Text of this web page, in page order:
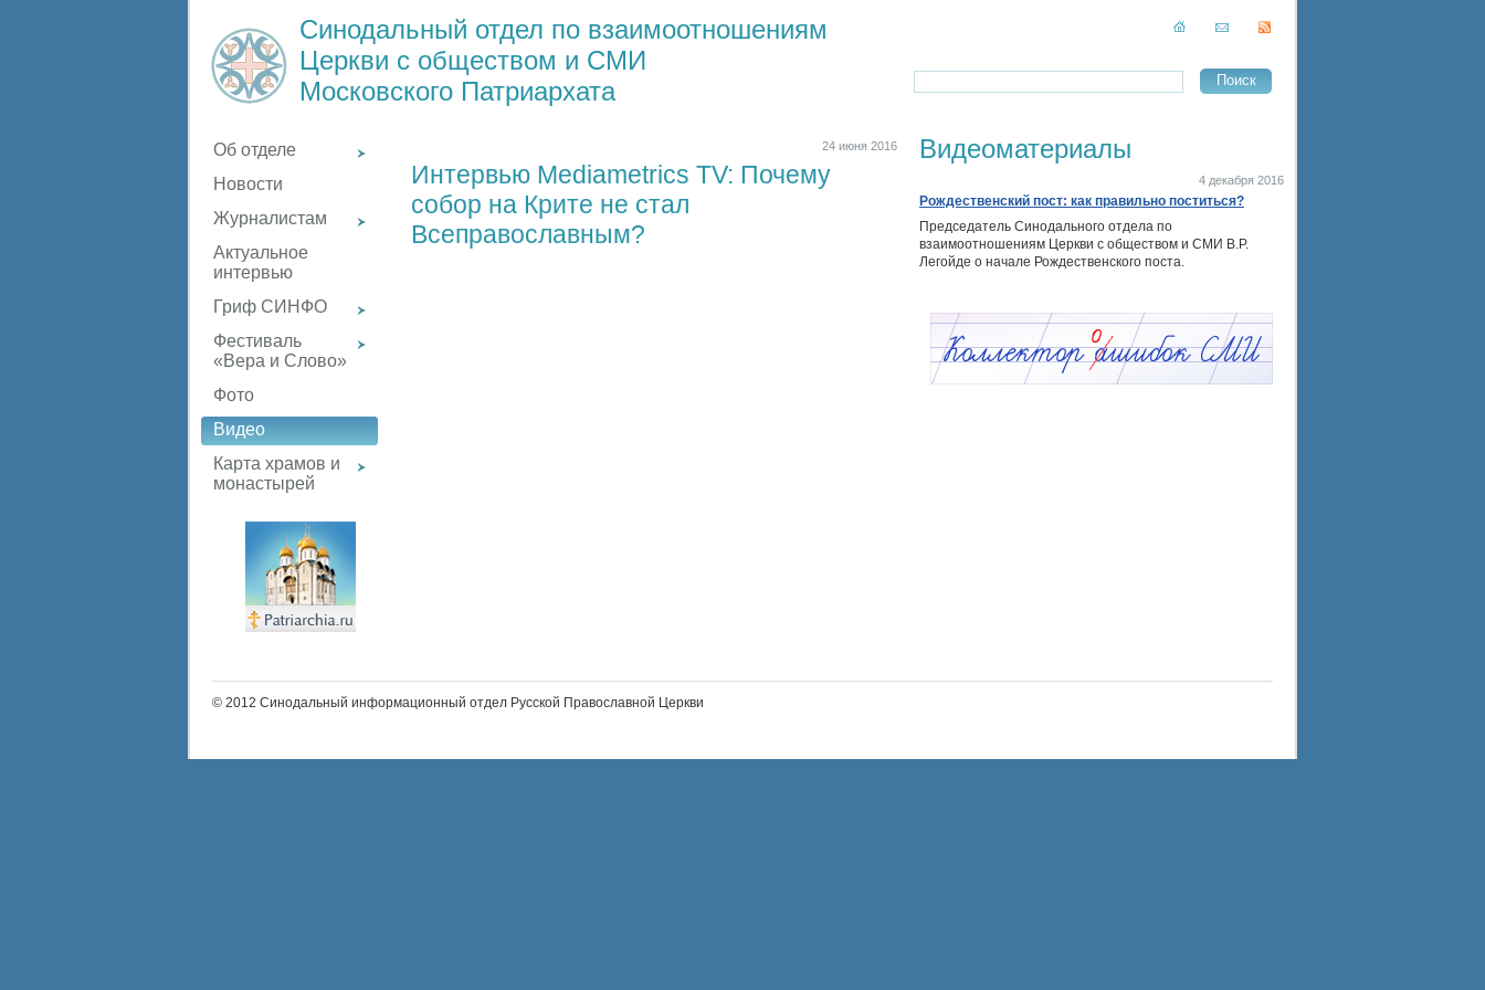
Синодальный отдел по взаимоотношениям
Церкви с обществом и СМИ
Московского Патриархата
Об отделе
Новости
Журналистам
Актуальное
интервью
Гриф СИНФО
Фестиваль
«Вера и Слово»
Фото
Видео
Карта храмов и
монастырей
Видеоматериалы
4 декабря 2016
Рождественский пост: как правильно поститься?
Председатель Синодального отдела по
взаимоотношениям Церкви с обществом и СМИ В.Р.
Легойде о начале Рождественского поста.
24 июня 2016
Интервью Mediametrics TV: Почему
собор на Крите не стал
Всеправославным?
© 2012 Синодальный информационный отдел Русской Православной Церкви